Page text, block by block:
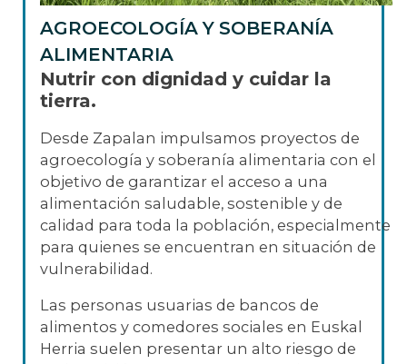
AGROECOLOGÍA Y SOBERANÍA
ALIMENTARIA
Nutrir con dignidad y cuidar la
tierra.
Desde Zapalan impulsamos proyectos de
agroecología y soberanía alimentaria con el
objetivo de garantizar el acceso a una
alimentación saludable, sostenible y de
calidad para toda la población, especialmente
para quienes se encuentran en situación de
vulnerabilidad.
Las personas usuarias de bancos de
alimentos y comedores sociales en Euskal
Herria suelen presentar un alto riesgo de